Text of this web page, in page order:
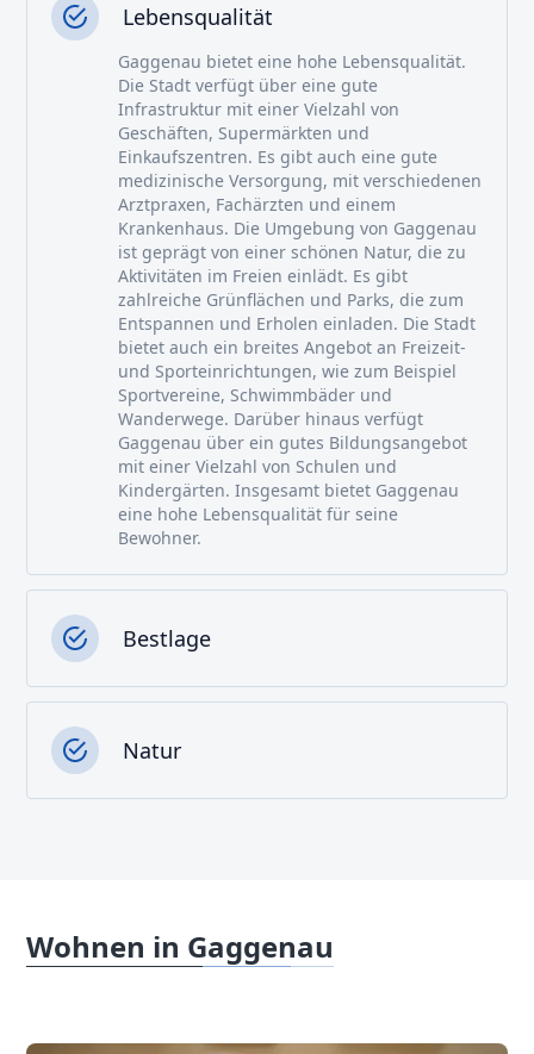
Lebensqualität
Gaggenau bietet eine hohe Lebensqualität.
Die Stadt verfügt über eine gute
Infrastruktur mit einer Vielzahl von
Geschäften, Supermärkten und
Einkaufszentren. Es gibt auch eine gute
medizinische Versorgung, mit verschiedenen
Arztpraxen, Fachärzten und einem
Krankenhaus. Die Umgebung von Gaggenau
ist geprägt von einer schönen Natur, die zu
Aktivitäten im Freien einlädt. Es gibt
zahlreiche Grünflächen und Parks, die zum
Entspannen und Erholen einladen. Die Stadt
bietet auch ein breites Angebot an Freizeit-
und Sporteinrichtungen, wie zum Beispiel
Sportvereine, Schwimmbäder und
Wanderwege. Darüber hinaus verfügt
Gaggenau über ein gutes Bildungsangebot
mit einer Vielzahl von Schulen und
Kindergärten. Insgesamt bietet Gaggenau
eine hohe Lebensqualität für seine
Bewohner.
Bestlage
Natur
Wohnen in Gaggenau